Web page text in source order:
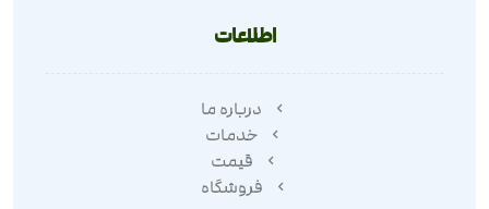
اطلاعات
درباره ما
خدمات
قیمت
فروشگاه